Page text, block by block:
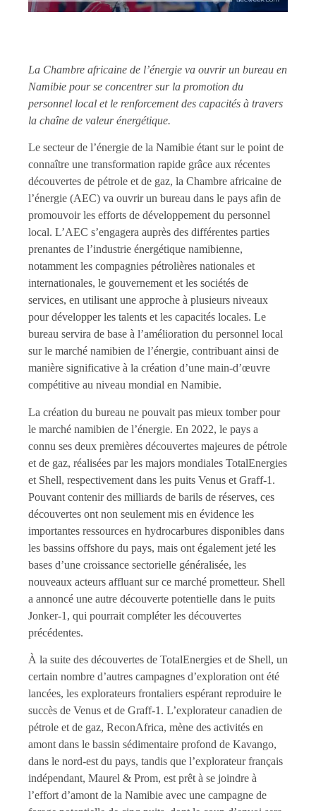
La Chambre africaine de l’énergie va ouvrir un bureau en
Namibie pour se concentrer sur la promotion du
personnel local et le renforcement des capacités à travers
la chaîne de valeur énergétique.
Le secteur de l’énergie de la Namibie étant sur le point de
connaître une transformation rapide grâce aux récentes
découvertes de pétrole et de gaz, la Chambre africaine de
l’énergie (AEC) va ouvrir un bureau dans le pays afin de
promouvoir les efforts de développement du personnel
local. L’AEC s’engagera auprès des différentes parties
prenantes de l’industrie énergétique namibienne,
notamment les compagnies pétrolières nationales et
internationales, le gouvernement et les sociétés de
services, en utilisant une approche à plusieurs niveaux
pour développer les talents et les capacités locales. Le
bureau servira de base à l’amélioration du personnel local
sur le marché namibien de l’énergie, contribuant ainsi de
manière significative à la création d’une main-d’œuvre
compétitive au niveau mondial en Namibie.
La création du bureau ne pouvait pas mieux tomber pour
le marché namibien de l’énergie. En 2022, le pays a
connu ses deux premières découvertes majeures de pétrole
et de gaz, réalisées par les majors mondiales TotalEnergies
et Shell, respectivement dans les puits Venus et Graff-1.
Pouvant contenir des milliards de barils de réserves, ces
découvertes ont non seulement mis en évidence les
importantes ressources en hydrocarbures disponibles dans
les bassins offshore du pays, mais ont également jeté les
bases d’une croissance sectorielle généralisée, les
nouveaux acteurs affluant sur ce marché prometteur. Shell
a annoncé une autre découverte potentielle dans le puits
Jonker-1, qui pourrait compléter les découvertes
précédentes.
À la suite des découvertes de TotalEnergies et de Shell, un
certain nombre d’autres campagnes d’exploration ont été
lancées, les explorateurs frontaliers espérant reproduire le
succès de Venus et de Graff-1. L’explorateur canadien de
pétrole et de gaz, ReconAfrica, mène des activités en
amont dans le bassin sédimentaire profond de Kavango,
dans le nord-est du pays, tandis que l’explorateur français
indépendant, Maurel & Prom, est prêt à se joindre à
l’effort d’amont de la Namibie avec une campagne de